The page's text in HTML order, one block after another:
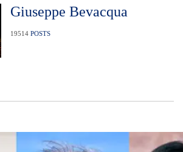
Giuseppe Bevacqua
19514 POSTS